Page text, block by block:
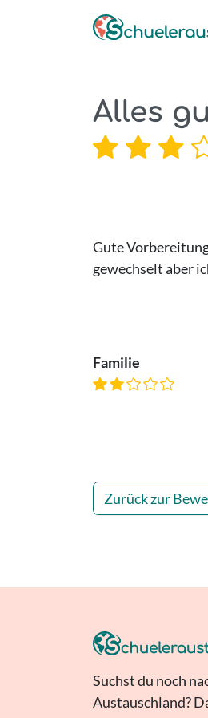
Alles
Gute
gewechselt aber
Familie
Zurück zur
Suchst du noch
Austauschland?